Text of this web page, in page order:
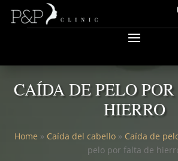
CAÍDA DE PELO
HIERRO
Home » Caída del cabello » Caída de
pelo por falta de